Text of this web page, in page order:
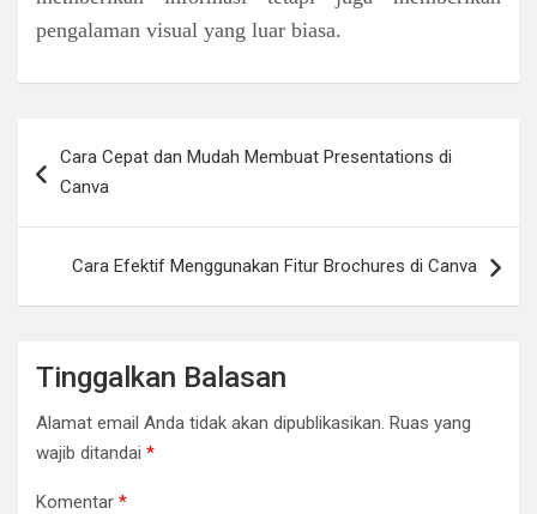
pengalaman visual yang luar biasa.
posCara Cepat dan Mudah Membuat Presentations di
Canva
Cara Efektif Menggunakan Fitur Brochures di Canva
Tinggalkan Balasan
Alamat email Anda tidak akan dipublikasikan. Ruas yang
wajib ditandai *
Komentar *